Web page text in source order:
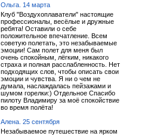
Ольга. 14 марта
Клуб "Воздухоплаватели" настоящие
профессионалы, весёлые и дружные
ребята! Оставили о себе
положительное впечатление. Всем
советую полетать, это незабываемые
эмоции! Сам полет для меня был
очень спокойным, лёгким, никакого
страха и полная расслабленность. Нет
подходящих слов, чтобы описать свои
эмоции и чувства. Я ни о чем не
думала, наслаждалась пейзажами и
шумом горелки:) Отдельное Спасибо
пилоту Владимиру за моё спокойствие
во время полёта!
Алена. 25 сентября
Незабываемое путешествие на ярком